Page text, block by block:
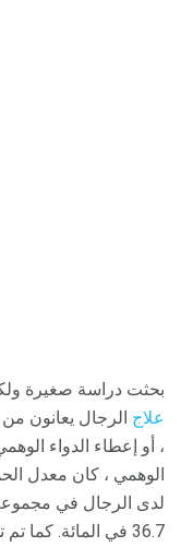
بحثت دراسة صغيرة
علاج الرجال يعانون من
، أو إعطاء الدواء
36.7 في المائة.